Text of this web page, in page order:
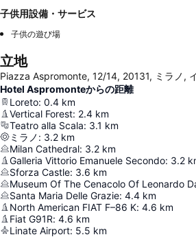
子供用設備・サービス
子供の遊び場
立地
Piazza Aspromonte, 12/14, 20131, ミラノ,
Hotel Aspromonteからの距離
Loreto: 0.4 km
Vertical Forest: 2.4 km
Teatro alla Scala: 3.1 km
ミラノ : 3.2 km
Milan Cathedral: 3.2 km
Galleria Vittorio Emanuele Secondo: 3.2
Sforza Castle: 3.6 km
Museum Of The Cenacolo Of Leonardo
Santa Maria Delle Grazie: 4.4 km
North American FIAT F–86 K: 4.6 km
Fiat G91R: 4.6 km
Linate Airport: 5.5 km